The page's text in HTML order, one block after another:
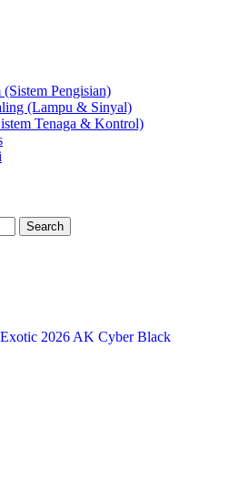
Pengisian)
(Lampu & Sinyal)
Tenaga & Kontrol)
Search